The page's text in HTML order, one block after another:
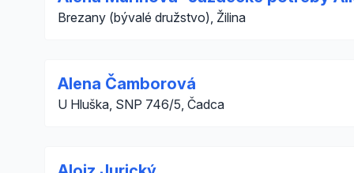
Brezany (bývalé družstvo), Žilina
Alena Čamborová
U Hluška, SNP 746/5, Čadca